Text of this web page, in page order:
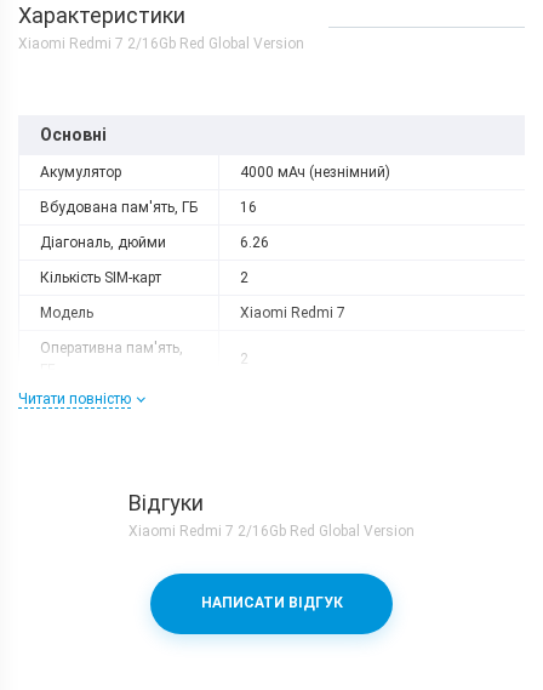
Характеристики
Xiaomi Redmi 7 2/16Gb Red Global Version
Основні
Акумулятор 4000 мАч (незнімний)
Вбудована пам'ять, ГБ 16
Діагональ, дюйми 6.26
Кількість SIM-карт 2
Модель Xiaomi Redmi 7
Оперативна пам'ять,
2
Роздільна здатність
Qualcomm Snapdragon 632 + Adreno
506
Читати повністю
Відгуки
Xiaomi Redmi 7 2/16Gb Red Global Version
НАПИСАТИ ВІДГУК